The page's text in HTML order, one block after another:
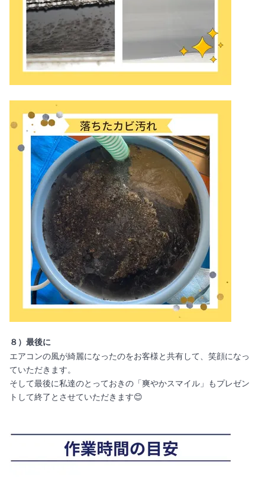
８）最後に
エアコンの風が綺麗になったのをお客様と共有して、笑顔になっ
ていただきます。
そして最後に私達のとっておきの「爽やかスマイル」もプレゼン
トして終了とさせていただきます😊